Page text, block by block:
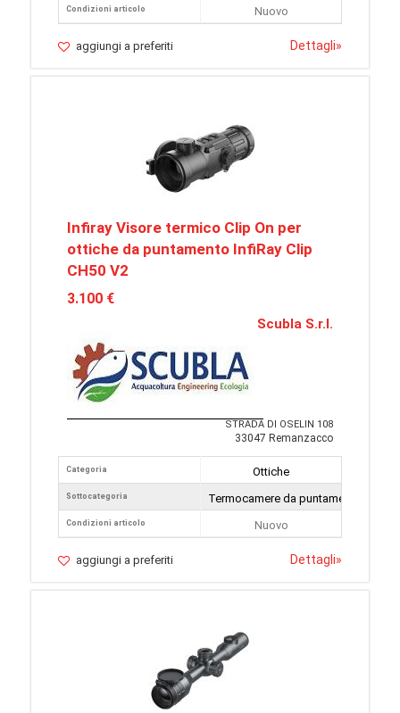
Condizioni articolo
Nuovo
aggiungi a preferiti Dettagli»
Infiray Visore termico Clip On per
ottiche da puntamento InfiRay Clip
CH50 V2
3.100 €
Scubla S.r.l.
STRADA DI OSELIN 108
33047 Remanzacco
Categoria
Sottocategoria
Condizioni articolo
Ottiche
Termocamere da puntamento
Nuovo
aggiungi a preferiti Dettagli»